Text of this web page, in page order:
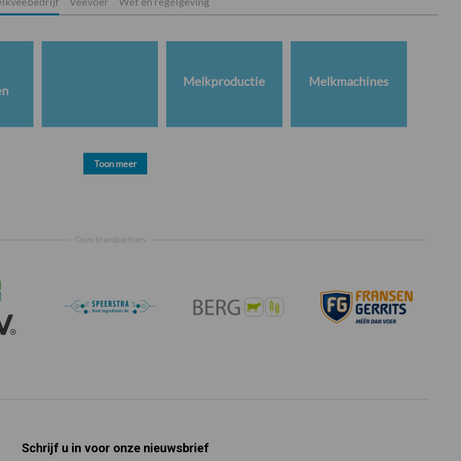
Melkproductie Melkmachines
Toon meer
Onze brandpartners
Schrijf u in voor onze nieuwsbrief